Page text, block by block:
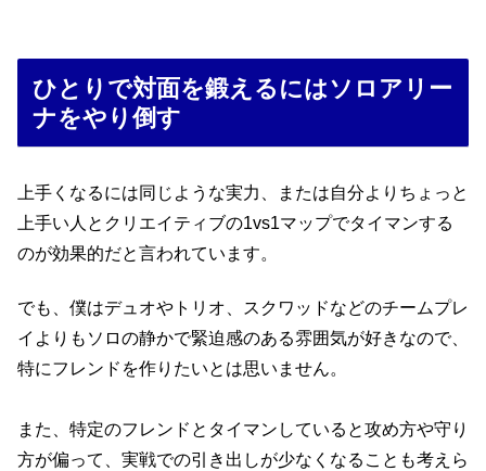
ひとりで対面を鍛えるにはソロアリー
ナをやり倒す
上手くなるには同じような実力、または自分よりちょっと
上手い人とクリエイティブの1vs1マップでタイマンする
のが効果的だと言われています。
でも、僕はデュオやトリオ、スクワッドなどのチームプレ
イよりもソロの静かで緊迫感のある雰囲気が好きなので、
特にフレンドを作りたいとは思いません。
また、特定のフレンドとタイマンしていると攻め方や守り
方が偏って、実戦での引き出しが少なくなることも考えら